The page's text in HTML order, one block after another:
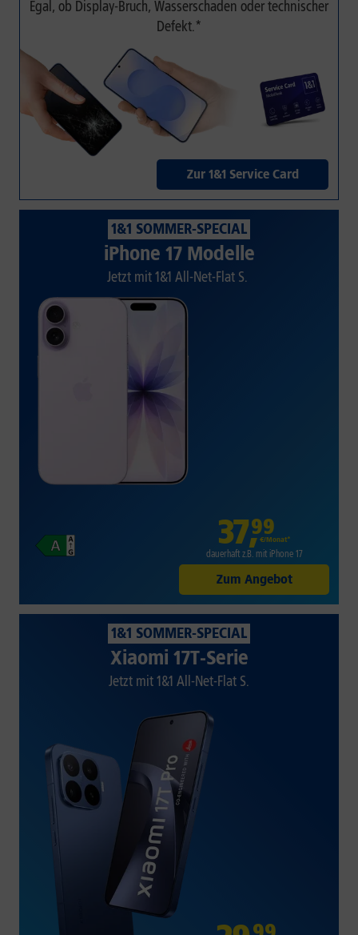
Egal, ob Display-Bruch, Wasserschaden oder technischer
Defekt.*
Zur 1&1 Service Card
1&1 SOMMER-SPECIAL
iPhone 17 Modelle
Jetzt mit 1&1 All-Net-Flat S.
37,99
€/Monat*
dauerhaft z.B. mit iPhone 17
Zum Angebot
1&1 SOMMER-SPECIAL
Xiaomi 17T-Serie
Jetzt mit 1&1 All-Net-Flat S.